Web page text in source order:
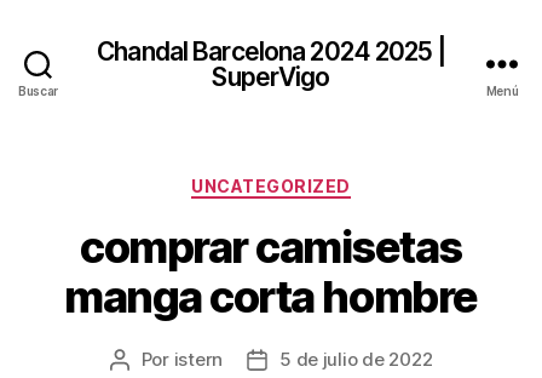
Buscar
Chandal Barcelona 2024 2025 |
SuperVigo
Menú
Categorías
UNCATEGORIZED
comprar camisetas
manga corta hombre
Autor
Por istern
Fecha5 de julio de 2022